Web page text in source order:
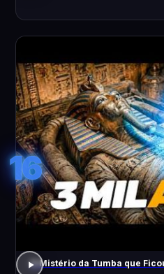
16
O Mistério da Tumba que